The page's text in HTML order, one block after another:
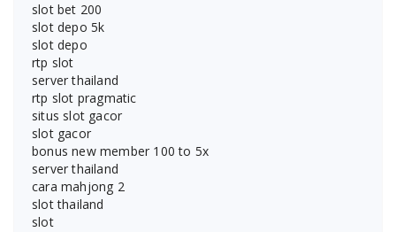
slot bet 200
slot depo 5k
slot depo
rtp slot
server thailand
rtp slot pragmatic
situs slot gacor
slot gacor
bonus new member 100 to 5x
server thailand
cara mahjong 2
slot thailand
slot